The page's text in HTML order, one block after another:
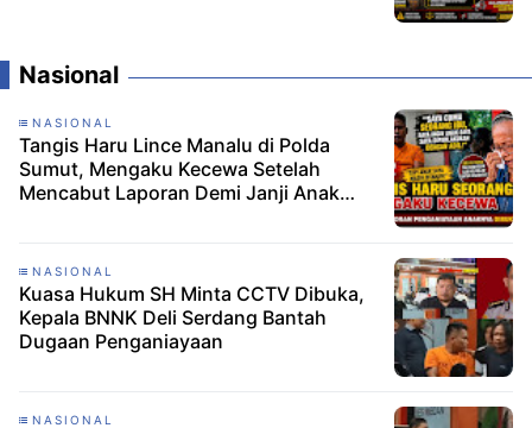
Nasional
NASIONAL
Tangis Haru Lince Manalu di Polda
Sumut, Mengaku Kecewa Setelah
Mencabut Laporan Demi Janji Anak
NASIONAL
Kuasa Hukum SH Minta CCTV Dibuka,
Kepala BNNK Deli Serdang Bantah
Dugaan Penganiayaan
NASIONAL